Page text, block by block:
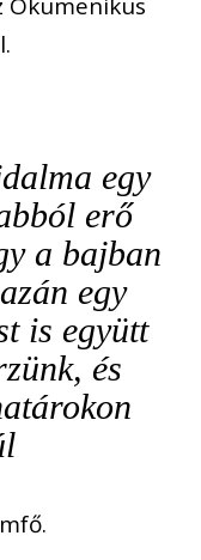
Ökumenikus
egy
erő
a bajban
egy
is együtt
és